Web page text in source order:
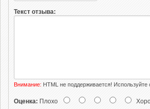
Текст отзыва:
Внимание: HTML не поддерживается! Используйте
Оценка: Плохо